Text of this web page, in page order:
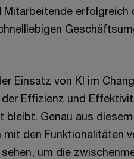
Mitarbeitende
Einsatz von KI im
Effizienz und
bleibt. Genau aus
mit den Funktionalitäten
um die